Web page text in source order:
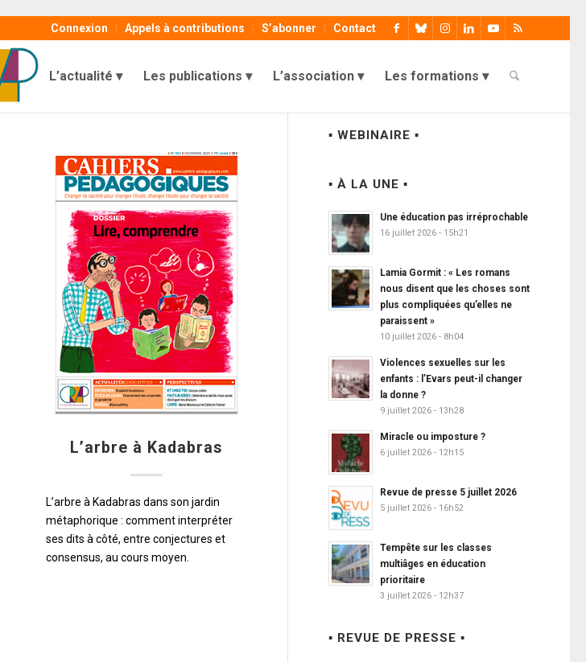
Connexion Appels à contributions S’abonner Contact
L’actualité Les publications L’association Les formations
L’arbre à Kadabras
L’arbre à Kadabras dans son jardin
métaphorique : comment interpréter
ses dits à côté, entre conjectures et
consensus, au cours moyen.
▪ WEBINAIRE ▪
▪ À LA UNE ▪
Une éducation pas irréprochable
16 juillet 2026 - 15h21
Lamia Gormit : « Les romans
nous disent que les choses sont
plus compliquées qu’elles ne
paraissent »
10 juillet 2026 - 8h04
Violences sexuelles sur les
enfants : l’Evars peut-il changer
la donne ?
9 juillet 2026 - 13h28
Miracle ou imposture ?
6 juillet 2026 - 12h15
Revue de presse 5 juillet 2026
5 juillet 2026 - 16h52
Tempête sur les classes
multiâges en éducation
prioritaire
3 juillet 2026 - 12h37
▪ REVUE DE PRESSE ▪